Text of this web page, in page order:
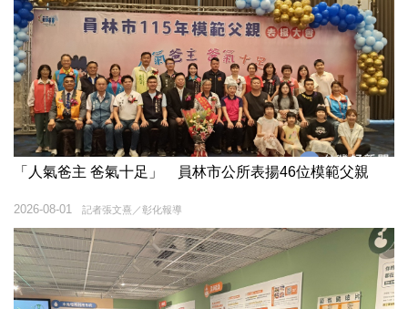
「人氣爸主 爸氣十足」 員林市公所表揚46位模範父親
記者張文熹／彰化報導
2026-08-01